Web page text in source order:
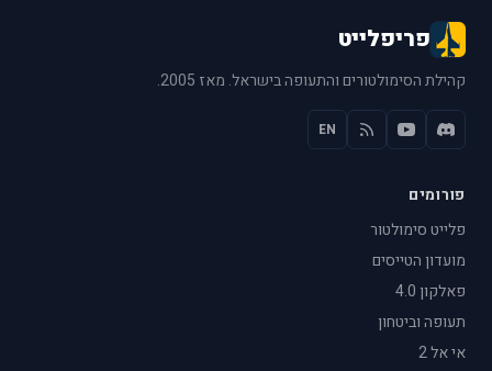
פריפלייט
קהילת הסימולטורים והתעופה בישראל. מאז 2005.
EN
פורומים
פלייט סימולטור
מועדון הטייסים
פאלקון 4.0
תעופה וביטחון
אי אל 2